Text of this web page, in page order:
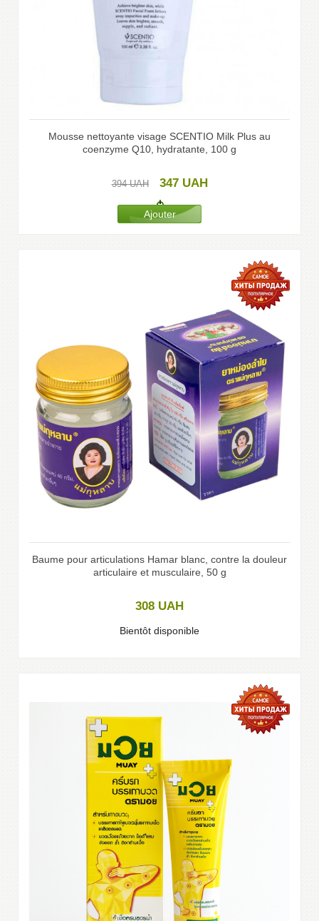
Mousse nettoyante visage SCENTIO Milk Plus au
coenzyme Q10, hydratante, 100 g
394UAH 347 UAH
Baume pour articulations Hamar blanc, contre la douleur
articulaire et musculaire, 50 g
308 UAH
Bientôt disponible